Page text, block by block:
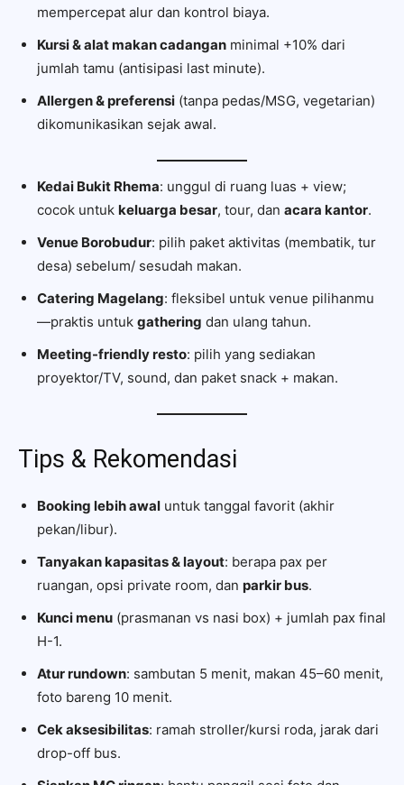
mempercepat alur dan kontrol biaya.
Kursi & alat makan cadangan minimal +10% dari
jumlah tamu (antisipasi last minute).
Allergen & preferensi (tanpa pedas/MSG, vegetarian)
dikomunikasikan sejak awal.
Kedai Bukit Rhema: unggul di ruang luas + view;
cocok untuk keluarga besar, tour, dan acara kantor.
Venue Borobudur: pilih paket aktivitas (membatik, tur
desa) sebelum/ sesudah makan.
Catering Magelang: fleksibel untuk venue pilihanmu
—praktis untuk gathering dan ulang tahun.
Meeting-friendly resto: pilih yang sediakan
proyektor/TV, sound, dan paket snack + makan.
Tips & Rekomendasi
Booking lebih awal untuk tanggal favorit (akhir
pekan/libur).
Tanyakan kapasitas & layout: berapa pax per
ruangan, opsi private room, dan parkir bus.
Kunci menu (prasmanan vs nasi box) + jumlah pax final
H-1.
Atur rundown: sambutan 5 menit, makan 45–60 menit,
foto bareng 10 menit.
Cek aksesibilitas: ramah stroller/kursi roda, jarak dari
drop-off bus.